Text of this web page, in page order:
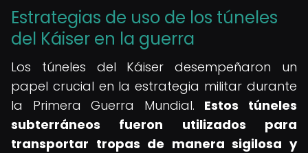
Estrategias de uso de los túneles
del Káiser en la guerra
Los túneles del Káiser desempeñaron un
papel crucial en la estrategia militar durante
la Primera Guerra Mundial. Estos túneles
subterráneos fueron utilizados para
transportar tropas de manera sigilosa y